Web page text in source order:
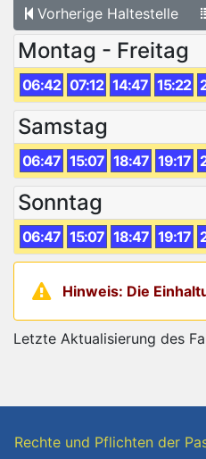
Vorherige Haltestelle
Montag - Freitag
06:42 07:12 14:47 15:22
Samstag
06:47 15:07 18:47 19:17
Sonntag
06:47 15:07 18:47 19:17
Hinweis: Die
Letzte Aktualisierung des
Rechte und Pflichten der